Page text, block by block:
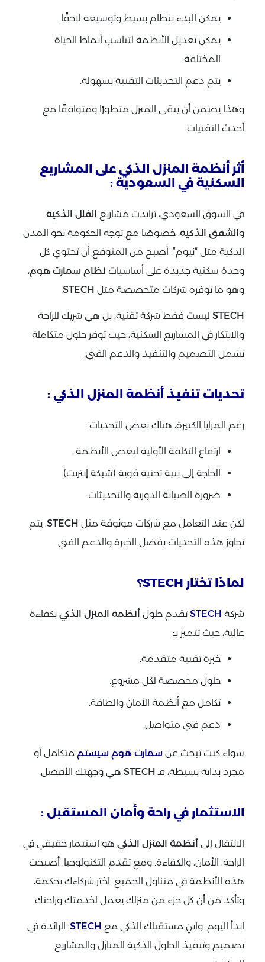
يمكن البدء بنظام بسيط وتوسيعه لاحقًا.
يمكن تعديل الأنظمة لتناسب أنماط الحياة
المختلفة.
يتم دعم التحديثات التقنية بسهولة.
وهذا يضمن أن يبقى المنزل متطورًا ومتوافقًا مع
أحدث التقنيات.
أثر أنظمة المنزل الذكي على المشاريع
السكنية في السعودية :
في السوق السعودي، تزايدت مشاريع الفلل الذكية
والشقق الذكية، خصوصًا مع توجه الحكومة نحو المدن
الذكية مثل “نيوم”. أصبح من المتوقع أن تحتوي كل
وحدة سكنية جديدة على أساسيات نظام سمارت هوم،
وهو ما توفره شركات متخصصة مثل STECH
.
STECH ليست فقط شركة تقنية، بل هي شريك للراحة
والابتكار في المشاريع السكنية، حيث توفر حلول متكاملة
تشمل التصميم والتنفيذ والدعم الفني.
تحديات تنفيذ أنظمة المنزل الذكي :
رغم المزايا الكبيرة، هناك بعض التحديات:
ارتفاع التكلفة الأولية لبعض الأنظمة.
الحاجة إلى بنية تحتية قوية (شبكة إنترنت).
ضرورة الصيانة الدورية والتحديثات.
لكن عند التعامل مع شركات موثوقة مثل STECH، يتم
تجاوز هذه التحديات بفضل الخبرة والدعم الفني.
لماذا تختار STECH؟
شركة STECHتقدم حلول أنظمة المنزل الذكي بكفاءة
عالية، حيث تتميز بـ:
خبرة تقنية متقدمة.
حلول مخصصة لكل مشروع.
تكامل مع أنظمة الأمان والطاقة.
دعم فني متواصل.
سواء كنت تبحث عن سمارت هوم سيستم متكامل أو
مجرد بداية بسيطة، فـ STECH هي وجهتك الأفضل.
الاستثمار في راحة وأمان المستقبل :
الانتقال إلى أنظمة المنزل الذكي هو استثمار حقيقي في
الراحة، الأمان، والكفاءة. ومع تقدم التكنولوجيا، أصبحت
هذه الأنظمة في متناول الجميع. اختر شركاءك بحكمة،
وتأكد من أن كل جزء من منزلك يعمل لخدمتك وراحتك.
ابدأ اليوم، وابنِ مستقبلك الذكي مع STECH، الرائدة في
تصميم وتنفيذ الحلول الذكية للمنازل والمشاريع